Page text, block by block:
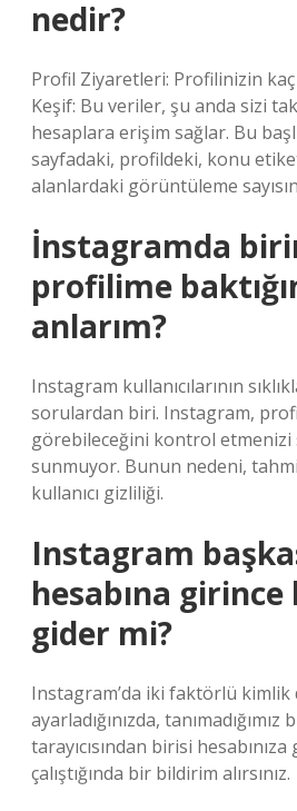
nedir?
Profil Ziyaretleri: Profilinizin
Keşif: Bu veriler, şu anda sizi
hesaplara erişim sağlar. Bu
sayfadaki, profildeki, konu
alanlardaki görüntüleme
İnstagramda
profilime
anlarım?
Instagram kullanıcılarının
sorulardan biri. Instagram,
görebileceğini kontrol etmenizi
sunmuyor. Bunun nedeni,
kullanıcı gizliliği.
Instagram
hesabına
gider mi?
Instagram’da iki faktörlü kimlik
ayarladığınızda,
tarayıcısından birisi
çalıştığında bir bildirim alırsınız.